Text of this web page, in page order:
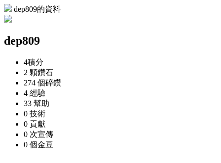
dep809的資料
dep809
4積分
2 顆鑽石
274 個碎鑽
4 經驗
33 幫助
0 技術
0 貢獻
0 次宣傳
0 個金豆